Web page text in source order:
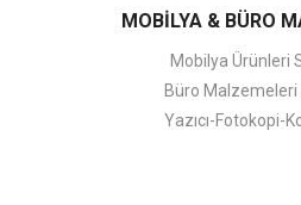
MOBİLYA & BÜRO
Mobilya Ürünleri
Büro Malzemeleri
Yazıcı-Fotokopi-